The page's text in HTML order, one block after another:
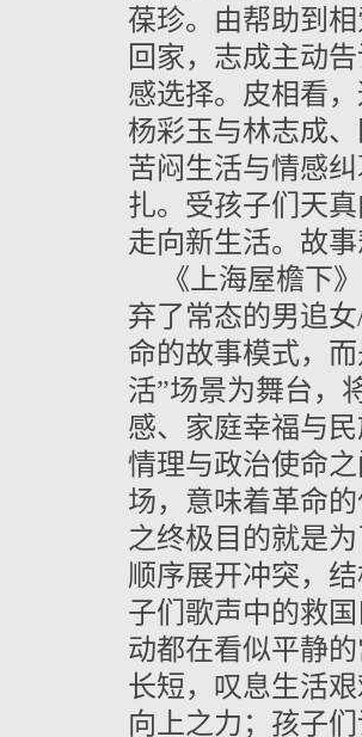
葆珍。由帮助到
回家，志成主动
感选择。皮相看
杨彩玉与林志成
苦闷生活与情感
扎。受孩子们天
走向新生活。故
《上海屋檐下
弃了常态的男追
命的故事模式，
活”场景为舞台，
感、家庭幸福与
情理与政治使命
场，意味着革命
之终极目的就是
顺序展开冲突，
子们歌声中的救
动都在看似平静
长短，叹息生活
向上之力；孩子